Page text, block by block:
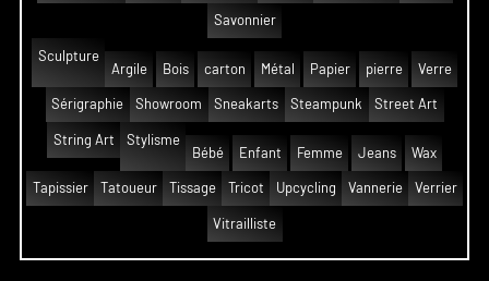
Savonnier
Sculpture
Argile
Bois carton Métal Papier pierre Verre
Sérigraphie Showroom Sneakarts Steampunk Street Art
String Art
Stylisme
Bébé
Enfant Femme Jeans Wax
Tapissier Tatoueur Tissage Tricot Upcycling Vannerie Verrier
Vitrailliste